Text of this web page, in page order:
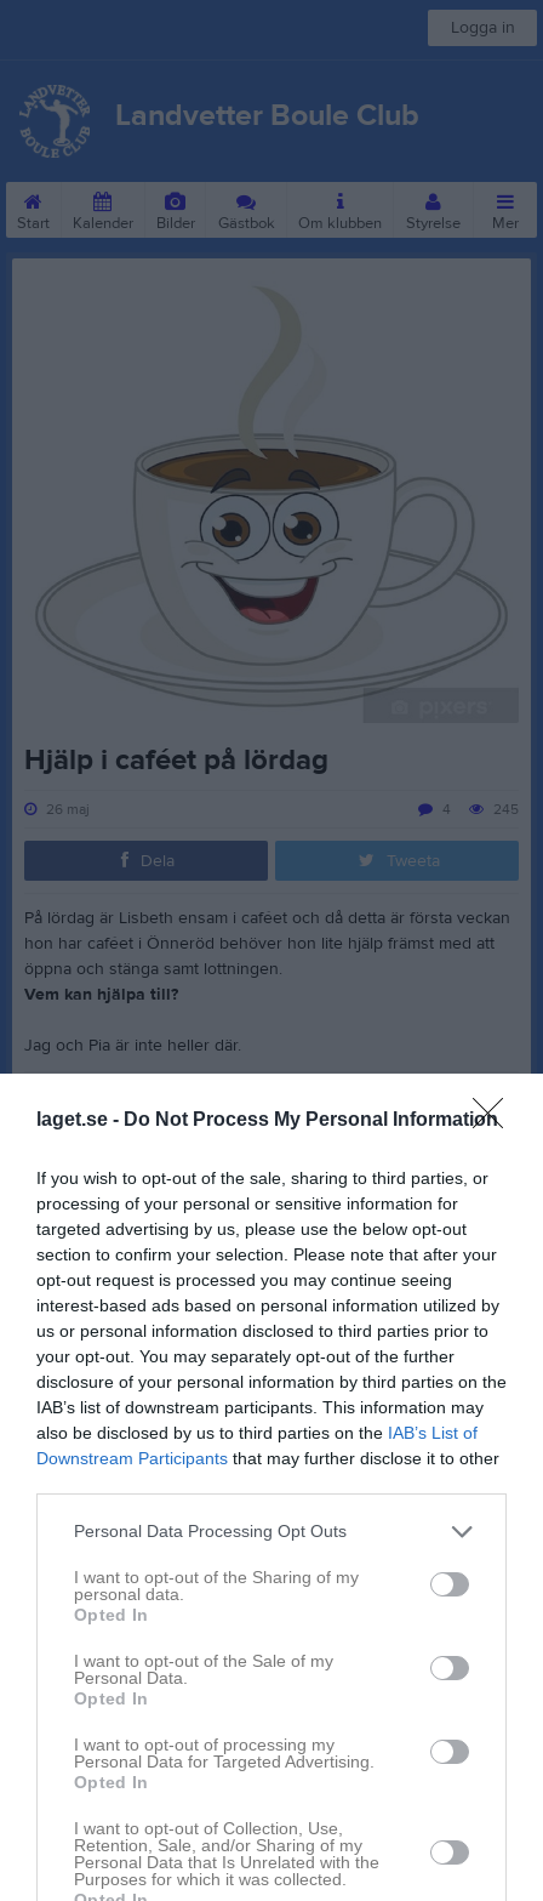
laget.se - Do Not Process My Personal Information
If you wish to opt-out of the sale, sharing to third parties, or
processing of your personal or sensitive information for
targeted advertising by us, please use the below opt-out
section to confirm your selection. Please note that after your
opt-out request is processed you may continue seeing
interest-based ads based on personal information utilized by
us or personal information disclosed to third parties prior to
your opt-out. You may separately opt-out of the further
disclosure of your personal information by third parties on the
IAB’s list of downstream participants. This information may
also be disclosed by us to third parties on the IAB’s List of
Downstream Participants that may further disclose it to other
Personal Data Processing Opt Outs
I want to opt-out of the Sharing of my
personal data.
Opted In
I want to opt-out of the Sale of my
Personal Data.
Opted In
I want to opt-out of processing my
Personal Data for Targeted Advertising.
Opted In
I want to opt-out of Collection, Use,
Retention, Sale, and/or Sharing of my
Personal Data that Is Unrelated with the
Purposes for which it was collected.
Logga in
Landvetter Boule Club
Start Kalender Bilder Gästbok Om klubben Styrelse Mer
Hjälp i caféet på lördag
26 maj 245
4
Dela Tweeta
På lördag är Lisbeth ensam i caféet och då detta är första veckan
hon har caféet i Önneröd behöver hon lite hjälp främst med att
öppna och stänga samt lottningen.
Vem kan hjälpa till?
Jag och Pia är inte heller där.
Ordförande
Tweeta
Läs också
6 aug
V6 - höstsäsongen startade
4 aug
KM-helg 15-16 augusti
kommentarer
Vi kan hjälpa till. Birgitha och CG
Rapportera
Ann Andersson
Erold o.jag kan hjälpa tilli i köket på lördag.
Rapportera
Bengt Karlsson
Är det v6 an i morgon
Birgitha Wiking
Ingen V6 imorgon, vi är bara 5 lag , så två matcher blir